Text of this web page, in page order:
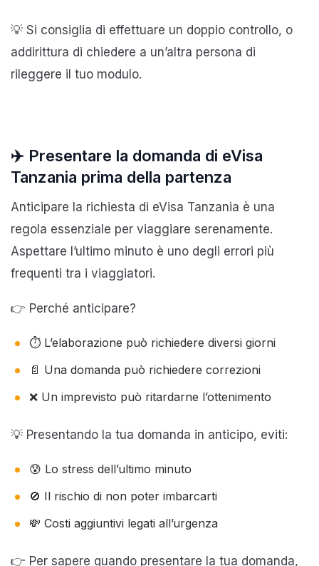
💡 Si consiglia di effettuare un doppio controllo, o
addirittura di chiedere a un’altra persona di
rileggere il tuo modulo.
✈️ Presentare la domanda di eVisa
Tanzania prima della partenza
Anticipare la richiesta di eVisa Tanzania è una
regola essenziale per viaggiare serenamente.
Aspettare l’ultimo minuto è uno degli errori più
frequenti tra i viaggiatori.
👉 Perché anticipare?
⏱️ L’elaborazione può richiedere diversi giorni
📄 Una domanda può richiedere correzioni
❌ Un imprevisto può ritardarne l’ottenimento
💡 Presentando la tua domanda in anticipo, eviti:
😰 Lo stress dell’ultimo minuto
🚫 Il rischio di non poter imbarcarti
💸 Costi aggiuntivi legati all’urgenza
👉 Per sapere quando presentare la tua domanda,